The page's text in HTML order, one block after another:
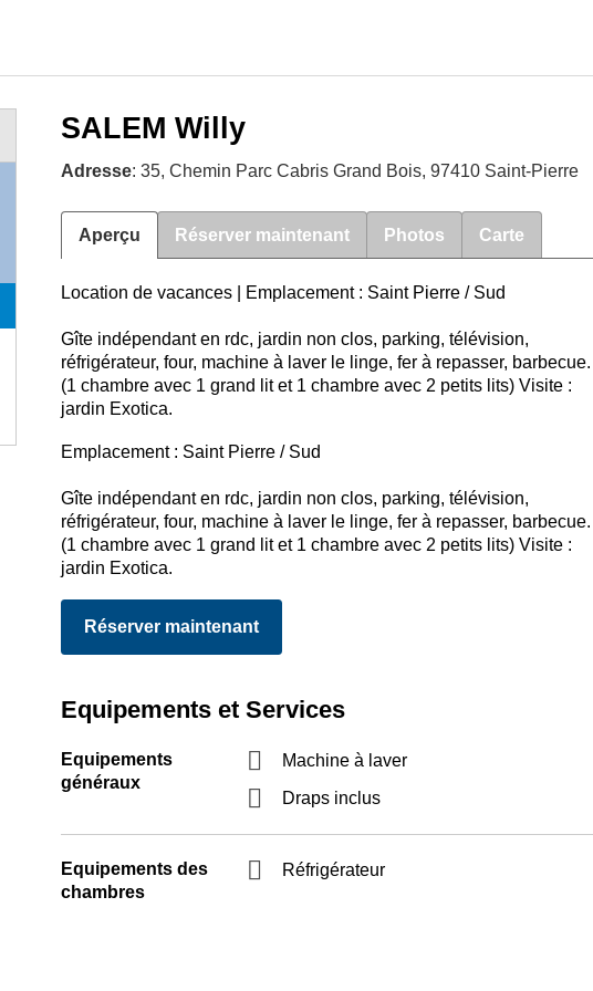
SALEM Willy
Adresse: 35, Chemin Parc Cabris Grand Bois, 97410 Saint-Pierre
Aperçu Réserver maintenant Photos Carte
Location de vacances Emplacement : Saint Pierre / Sud
Gîte indépendant en rdc, jardin non clos, parking, télévision,
réfrigérateur, four, machine à laver le linge, fer à repasser, barbecue.
(1 chambre avec 1 grand lit et 1 chambre avec 2 petits lits) Visite :
jardin Exotica.
Emplacement : Saint Pierre / Sud
Gîte indépendant en rdc, jardin non clos, parking, télévision,
réfrigérateur, four, machine à laver le linge, fer à repasser, barbecue.
(1 chambre avec 1 grand lit et 1 chambre avec 2 petits lits) Visite :
jardin Exotica.
Réserver maintenant
Equipements et Services
Equipements
généraux
Machine à laver
Draps inclus
Equipements des
chambres
Réfrigérateur